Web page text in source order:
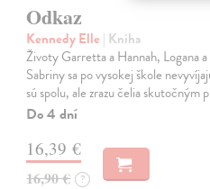
Odkaz
Kennedy Elle | Kniha
Životy Garretta a Hannah, Logana
Sabriny sa po vysokej škole
sú spolu, ale zrazu čelia
Do 4 dní
16,39 €
16,90 € ?